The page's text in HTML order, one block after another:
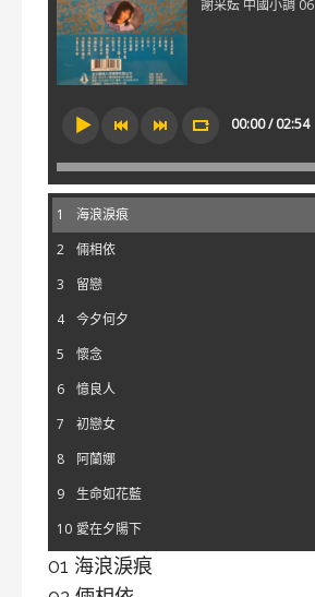
謝采妘 中國小調 06
00:00 / 02:54
1
海浪淚痕
2
倆相依
3
留戀
4
今夕何夕
5
懷念
6
憶良人
7
初戀女
8
阿蘭娜
9
生命如花藍
10 愛在夕陽下
11 梨花淚
01 海浪淚痕